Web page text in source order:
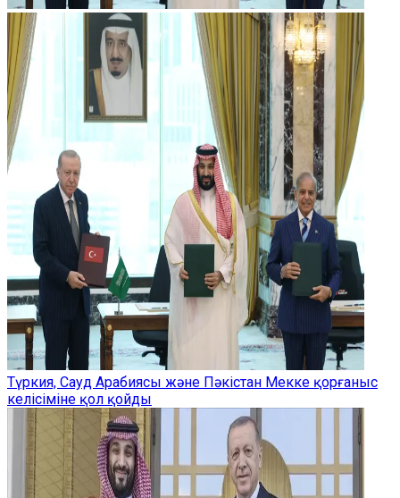
Түркия, Сауд Арабиясы және Пәкістан Мекке қорғаныс
келісіміне қол қойды